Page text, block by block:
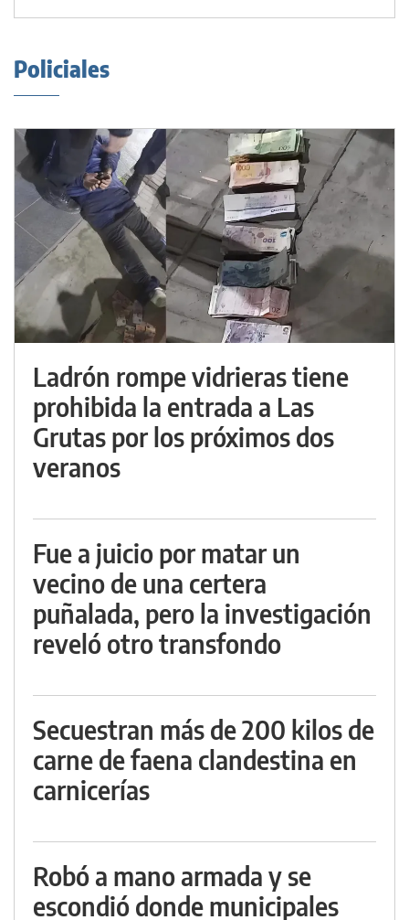
Policiales
Ladrón rompe vidrieras tiene
prohibida la entrada a Las
Grutas por los próximos dos
veranos
Fue a juicio por matar un
vecino de una certera
puñalada, pero la investigación
reveló otro transfondo
Secuestran más de 200 kilos de
carne de faena clandestina en
carnicerías
Robó a mano armada y se
escondió donde municipales